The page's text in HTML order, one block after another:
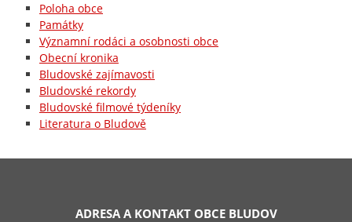
Poloha obce
Památky
Významní rodáci a osobnosti obce
Obecní kronika
Bludovské zajímavosti
Bludovské rekordy
Bludovské filmové týdeníky
Literatura o Bludově
ADRESA A KONTAKT OBCE BLUDOV